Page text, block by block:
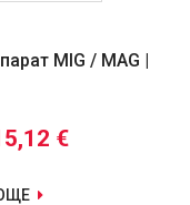
MIG / MAG |
€